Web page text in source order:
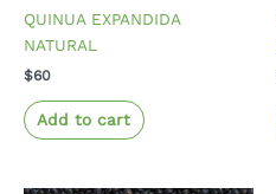
QUINUA EXPANDIDA
NATURAL
$60
Add to cart